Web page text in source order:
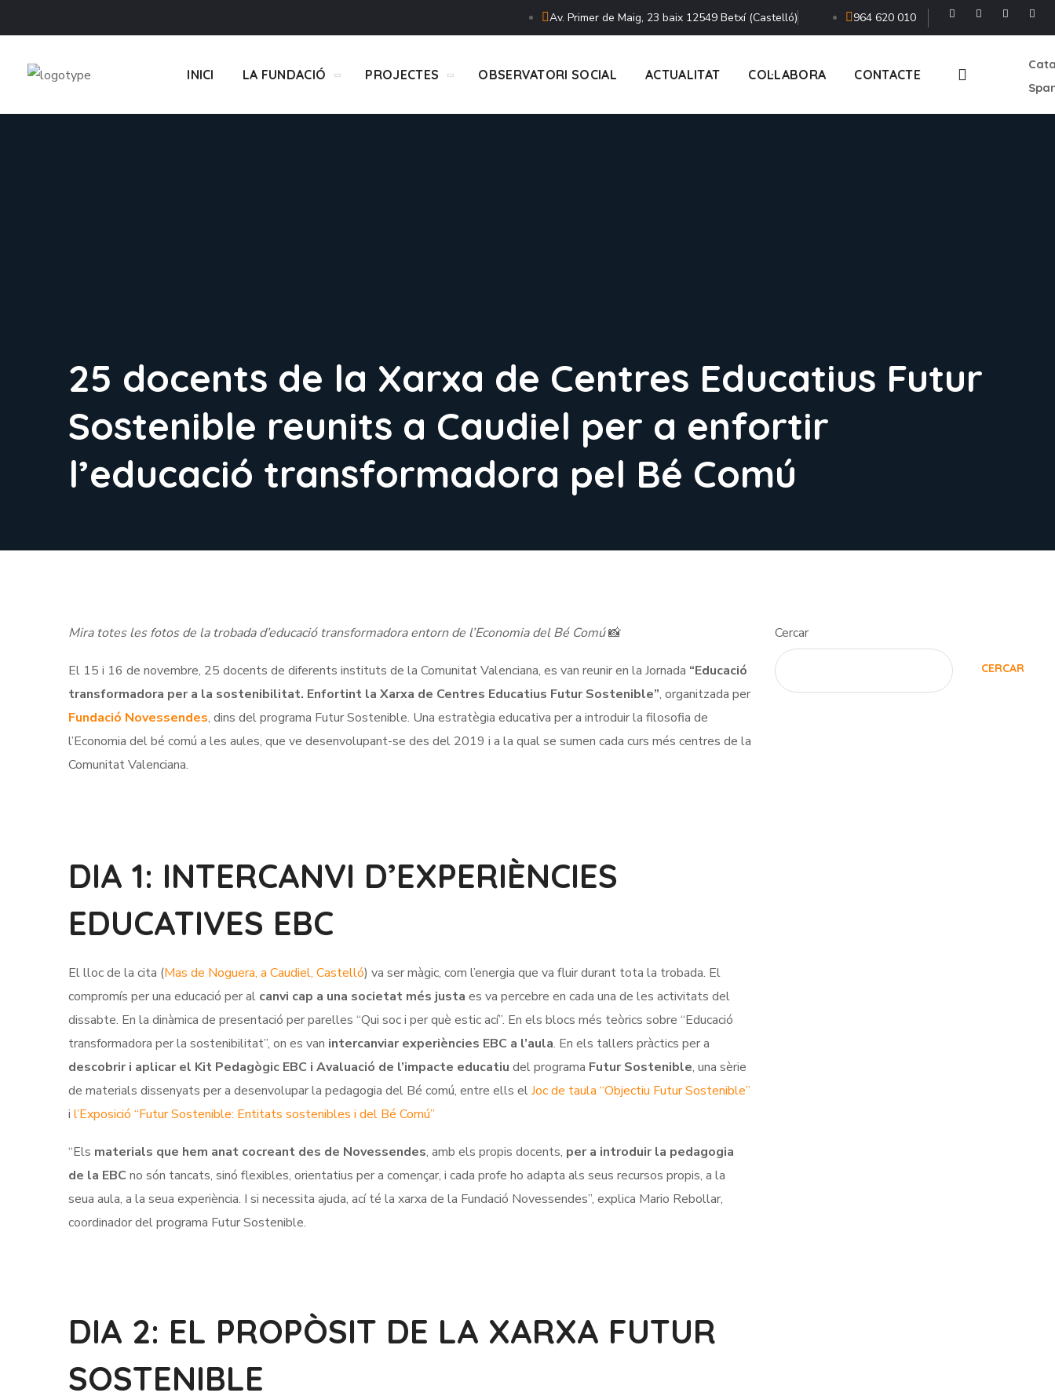
Av. Primer de Maig, 23 baix 12549 Betxí (Castelló) 964 620 010
INICI LA FUNDACIÓ PROJECTES OBSERVATORI SOCIAL ACTUALITAT COL·LABORA CONTACTE
25 docents de la Xarxa de Centres Educatius Futur
Sostenible reunits a Caudiel per a enfortir
l’educació transformadora pel Bé Comú
Mira totes les fotos de la trobada d’educació transformadora entorn de l’Economia del Bé Comú📸
El 15 i 16 de novembre, 25 docents de diferents instituts de la Comunitat Valenciana, es van reunir en la Jornada “Educació
transformadora per a la sostenibilitat. Enfortint la Xarxa de Centres Educatius Futur Sostenible”, organitzada per
Fundació Novessendes, dins del programa Futur Sostenible. Una estratègia educativa per a introduir la filosofia de
l’Economia del bé comú a les aules, que ve desenvolupant-se des del 2019 i a la qual se sumen cada curs més centres de la
Comunitat Valenciana.
DIA 1: INTERCANVI D’EXPERIÈNCIES
EDUCATIVES EBC
El lloc de la cita (Mas de Noguera, a Caudiel, Castelló) va ser màgic, com l’energia que va fluir durant tota la trobada. El
compromís per una educació per al canvi cap a una societat més justa es va percebre en cada una de les activitats del
dissabte. En la dinàmica de presentació per parelles “Qui soc i per què estic ací”. En els blocs més teòrics sobre “Educació
transformadora per la sostenibilitat”, on es van intercanviar experiències EBC a l’aula. En els tallers pràctics per a
descobrir i aplicar el Kit Pedagògic EBC i Avaluació de l’impacte educatiu del programa Futur Sostenible, una sèrie
de materials dissenyats per a desenvolupar la pedagogia del Bé comú, entre ells elJoc de taula “Objectiu Futur Sostenible”
i l’Exposició “Futur Sostenible: Entitats sostenibles i del Bé Comú”
“Els materials que hem anat cocreant des de Novessendes, amb els propis docents, per a introduir la pedagogia
de la EBC no són tancats, sinó flexibles, orientatius per a començar, i cada profe ho adapta als seus recursos propis, a la
seua aula, a la seua experiència. I si necessita ajuda, ací té la xarxa de la Fundació Novessendes”, explica Mario Rebollar,
coordinador del programa Futur Sostenible.
DIA 2: EL PROPÒSIT DE LA XARXA FUTUR
SOSTENIBLE
Cercar
CERCAR